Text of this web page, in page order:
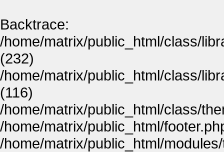
Backtrace:
/home/matrix/public_html/class/
(232)
/home/matrix/public_html/class/
(116)
/home/matrix/public_html/class/
/home/matrix/public_html/
/home/matrix/public_html/